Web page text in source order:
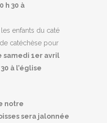
h 30 à
enfants du caté
catéchèse pour
samedi 1er avril
à l’église
notre
sera jalonnée